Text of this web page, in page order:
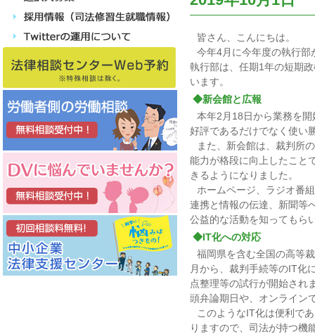
皆さん、こんにちは。
今年4月に今年度の執行
執行部は、任期1年の短期
います。
◆新会館と広報
本年2月18日から業務を
好評であるだけでなく使い
また、新会館は、裁判所
能力が格段に向上したこと
きるようになりました。
ホームページ、ラジオ番
連携と情報の伝達、新聞等
公益的な活動を知ってもら
◆IT化への対応
福岡県を含む全国の高等
月から、裁判手続等のIT化
点整理等の試行が開始され
頭弁論期日や、オンライン
このようなIT化は便利で
りますので、司法が持つ機